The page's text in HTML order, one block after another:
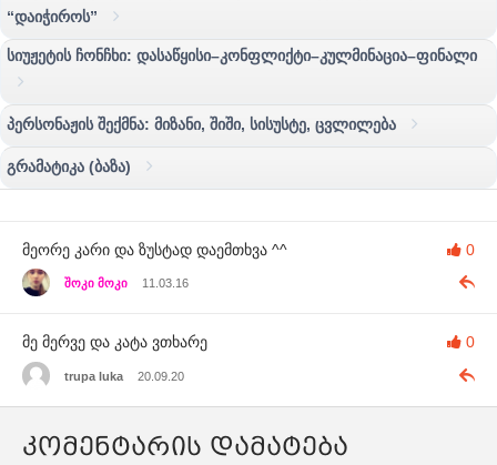
“დაიჭიროს”
სიუჟეტის ჩონჩხი: დასაწყისი–კონფლიქტი–კულმინაცია–ფინალი
პერსონაჟის შექმნა: მიზანი, შიში, სისუსტე, ცვლილება
გრამატიკა (ბაზა)
0
მეორე კარი და ზუსტად დაემთხვა ^^
შოკი მოკი 11.03.16
0
მე მერვე და კატა ვთხარე
trupa luka 20.09.20
კომენტარის დამატება